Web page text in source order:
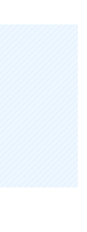
ービー。設
と娘と息子
からその時
これはおす